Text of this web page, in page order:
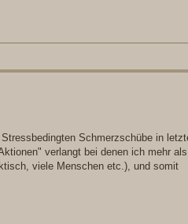
Schmerzschübe in
verlangt bei denen ich mehr
viele Menschen etc.), und somit